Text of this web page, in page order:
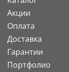
Акции
Оплата
Доставка
Гарантии
Портфолио